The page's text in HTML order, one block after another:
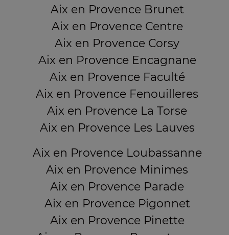
Aix en Provence Brunet
Aix en Provence Centre
Aix en Provence Corsy
Aix en Provence Encagnane
Aix en Provence Faculté
Aix en Provence Fenouilleres
Aix en Provence La Torse
Aix en Provence Les Lauves
Aix en Provence Loubassanne
Aix en Provence Minimes
Aix en Provence Parade
Aix en Provence Pigonnet
Aix en Provence Pinette